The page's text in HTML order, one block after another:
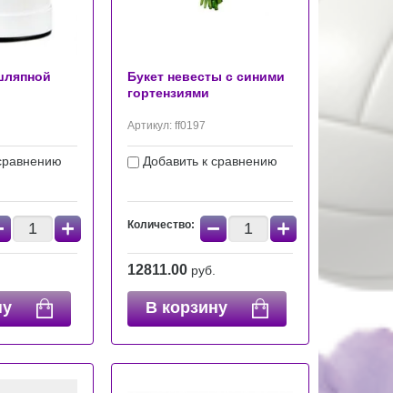
+
Букет невесты с синими
гортензиями
Артикул: ff0197
Добавить к сравнению
Количество: − +
12811.00 руб.
В корзину